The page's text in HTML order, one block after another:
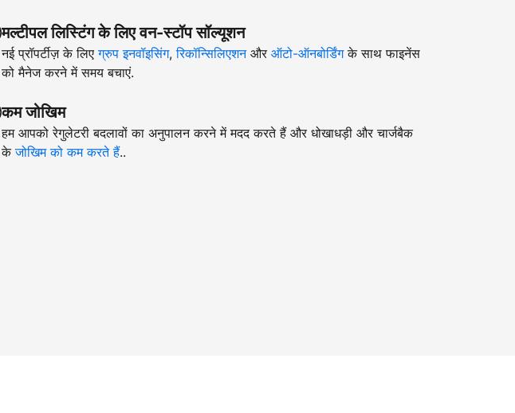
मल्टीपल लिस्टिंग के लिए वन-स्टॉप सॉल्यूशन
नई प्रॉपर्टीज़ के लिएग्रुप इनवॉइसिंग,रिकॉन्सिलिएशनऔर ऑटो-ऑनबोर्डिंगके साथ फाइनेंस
को मैनेज करने में समय बचाएं.
कम जोखिम
हम आपको रेगुलेटरी बदलावों का अनुपालन करने में मदद करते हैं और धोखाधड़ी और चार्जबैक
केजोखिम को कम करते हैं..